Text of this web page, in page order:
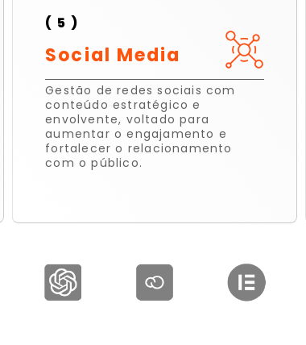
( 5 )
Social Media
Gestão de redes sociais com
conteúdo estratégico e
envolvente, voltado para
aumentar o engajamento e
fortalecer o relacionamento
com o público.